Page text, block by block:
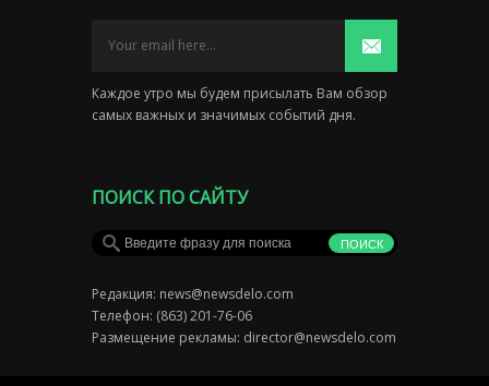
Каждое утро мы будем присылать Вам обзор
самых важных и значимых событий дня.
ПОИСК ПО САЙТУ
Редакция: news@newsdelo.com
Телефон: (863) 201-76-06
Размещение рекламы: director@newsdelo.com